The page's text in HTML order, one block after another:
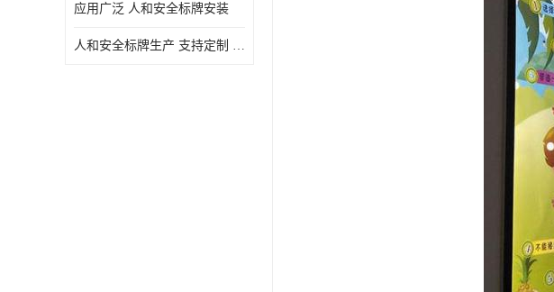
应用广泛 人和安全标牌安装
人和安全标牌生产 支持定制 润乔